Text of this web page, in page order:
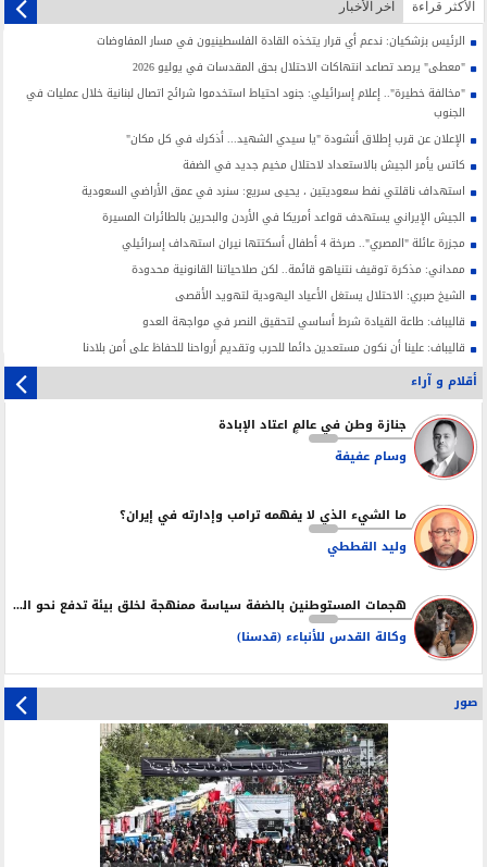
الأکثر قراءة آخر الأخبار
الرئيس بزشكيان: ندعم أي قرار يتخذه القادة الفلسطينيون في مسار المفاوضات
"معطى" يرصد تصاعد انتهاكات الاحتلال بحق المقدسات في يوليو 2026
"مخالفة خطيرة".. إعلام إسرائيلي: جنود احتياط استخدموا شرائح اتصال لبنانية خلال عمليات في
الجنوب
الإعلان عن قرب إطلاق أنشودة "يا سيدي الشهيد... أذكرك في كل مكان"
كاتس يأمر الجيش بالاستعداد لاحتلال مخيم جديد في الضفة
استهداف ناقلتي نفط سعوديتين ، يحيى سريع: سنرد في عمق الأراضي السعودية
الجيش الإيراني يستهدف قواعد أمريكا في الأردن والبحرين بالطائرات المسيرة
مجزرة عائلة "المصري".. صرخة 4 أطفال أسكتتها نيران استهداف إسرائيلي
ممداني: مذكرة توقيف نتنياهو قائمة.. لكن صلاحياتنا القانونية محدودة
الشيخ صبري: الاحتلال يستغل الأعياد اليهودية لتهويد الأقصى
قاليباف: طاعة القيادة شرط أساسي لتحقيق النصر في مواجهة العدو
قاليباف: علينا أن نكون مستعدين دائما للحرب وتقديم أرواحنا للحفاظ على أمن بلادنا
أقلام و آراء
جنازة وطن في عالمٍ اعتاد الإبادة
وسام عفيفة
ما الشيء الذي لا يفهمه ترامب وإدارته في إيران؟
وليد القططي
هجمات المستوطنين بالضفة سياسة ممنهجة لخلق بيئة تدفع نحو التهجير
وكالة القدس للأنباءء (قدسنا)
صور